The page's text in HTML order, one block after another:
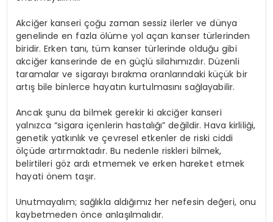
Akciğer kanseri çoğu zaman sessiz ilerler ve dünya
genelinde en fazla ölüme yol açan kanser türlerinden
biridir. Erken tanı, tüm kanser türlerinde olduğu gibi
akciğer kanserinde de en güçlü silahımızdır. Düzenli
taramalar ve sigarayı bırakma oranlarındaki küçük bir
artış bile binlerce hayatın kurtulmasını sağlayabilir.
Ancak şunu da bilmek gerekir ki akciğer kanseri
yalnızca “sigara içenlerin hastalığı” değildir. Hava kirliliği,
genetik yatkınlık ve çevresel etkenler de riski ciddi
ölçüde artırmaktadır. Bu nedenle riskleri bilmek,
belirtileri göz ardı etmemek ve erken hareket etmek
hayati önem taşır.
Unutmayalım; sağlıkla aldığımız her nefesin değeri, onu
kaybetmeden önce anlaşılmalıdır.